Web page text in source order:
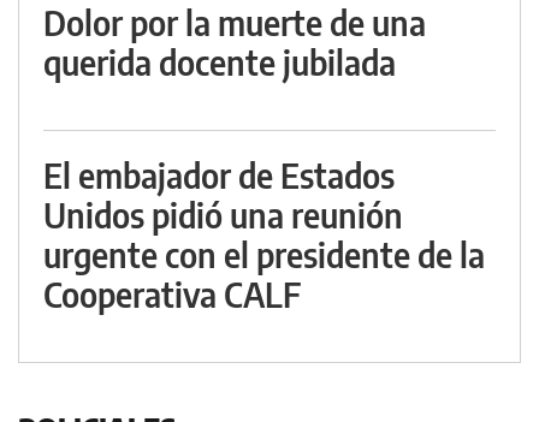
Dolor por la muerte de una
querida docente jubilada
El embajador de Estados
Unidos pidió una reunión
urgente con el presidente de la
Cooperativa CALF